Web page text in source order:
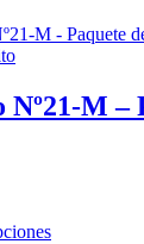
Nº21-M –
Este